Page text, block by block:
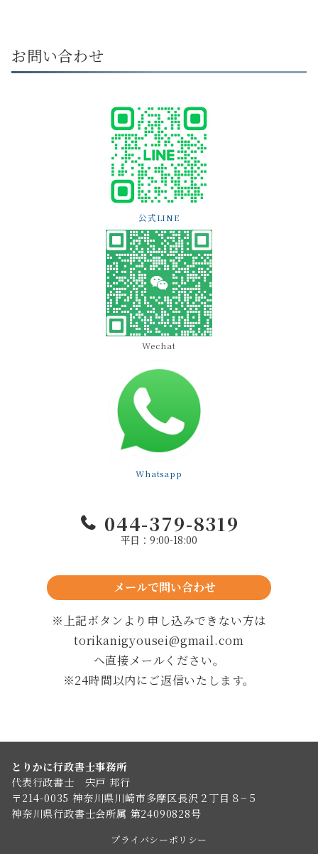
お問い合わせ
公式LINE
Wechat
Whatsapp
044-379-8319
平日：9:00-18:00
メールで問い合わせ
※上記ボタンより申し込みできない方は
torikanigyousei@gmail.com
へ直接メールください。
※24時間以内にご返信いたします。
とりかに行政書士事務所
代表行政書士 宍戸 邦行
〒214-0035 神奈川県川崎市多摩区長沢２丁目８−５
神奈川県行政書士会所属 第24090828号
プライバシーポリシー